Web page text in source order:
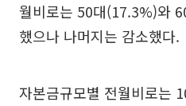
월비로는 50대(17.3%)와
했으나 나머지는 감소했다.
자본금규모별 전월비로는